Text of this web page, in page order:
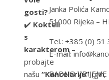
gosti?
✔️ Kokteli
s
karakterom –
probajte
našu “Kancelariju”(gin,
Janka Polića
51000 Rijeka –
Tel.: +385 (0) 51
E-mail:
RADNO VRIJEME